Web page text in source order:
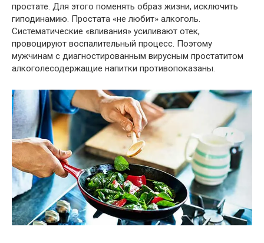
простате. Для этого поменять образ жизни, исключить
гиподинамию. Простата «не любит» алкоголь.
Систематические «вливания» усиливают отек,
провоцируют воспалительный процесс. Поэтому
мужчинам с диагностированным вирусным простатитом
алкоголесодержащие напитки противопоказаны.